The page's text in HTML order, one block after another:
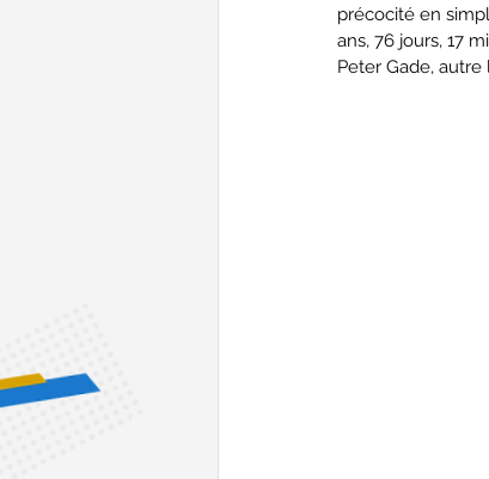
précocité en
ans, 76 jours, 17
Peter Gade,